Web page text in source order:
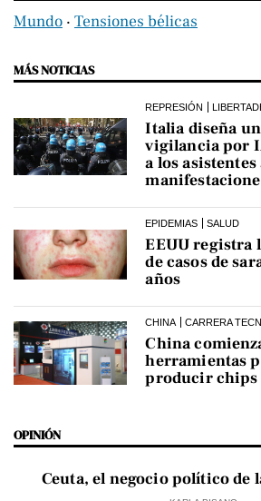
Mundo ‧ Tensiones bélicas
MÁS NOTICIAS
REPRESIÓN
Italia diseña
vigilancia por
a los asistentes
EPIDEMIAS SALUD
EEUU registra
de casos de
años
CHINA CARRERA
China
herramientas
producir chips
OPINIÓN
Ceuta, el negocio político de